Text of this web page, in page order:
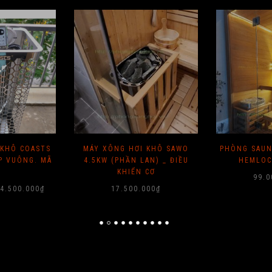
KHÔ SAWO
_ ĐIỀU
₫
PHÒNG SAUNA GỖ ĐỘC CẦN (
HEMLOCK ) CANADA
MÁY
INOX